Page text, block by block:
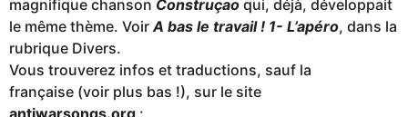
magnifique chanson Construçao qui, déjà, développait
le même thème. VoirA bas le travail ! 1- L’apéro, dans la
rubrique Divers.
Vous trouverez infos et traductions, sauf la
française (voir plus bas !), sur le site